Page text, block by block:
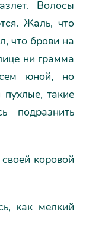
Волосы
Жаль, что
что брови на
ни грамма
юной, но
такие
подразнить
коровой
как мелкий